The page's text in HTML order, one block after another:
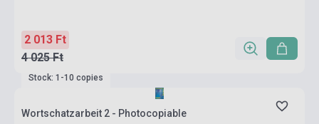
2 013 Ft
4 025 Ft
Stock: 1-10 copies
Wortschatzarbeit 2 - Photocopiable